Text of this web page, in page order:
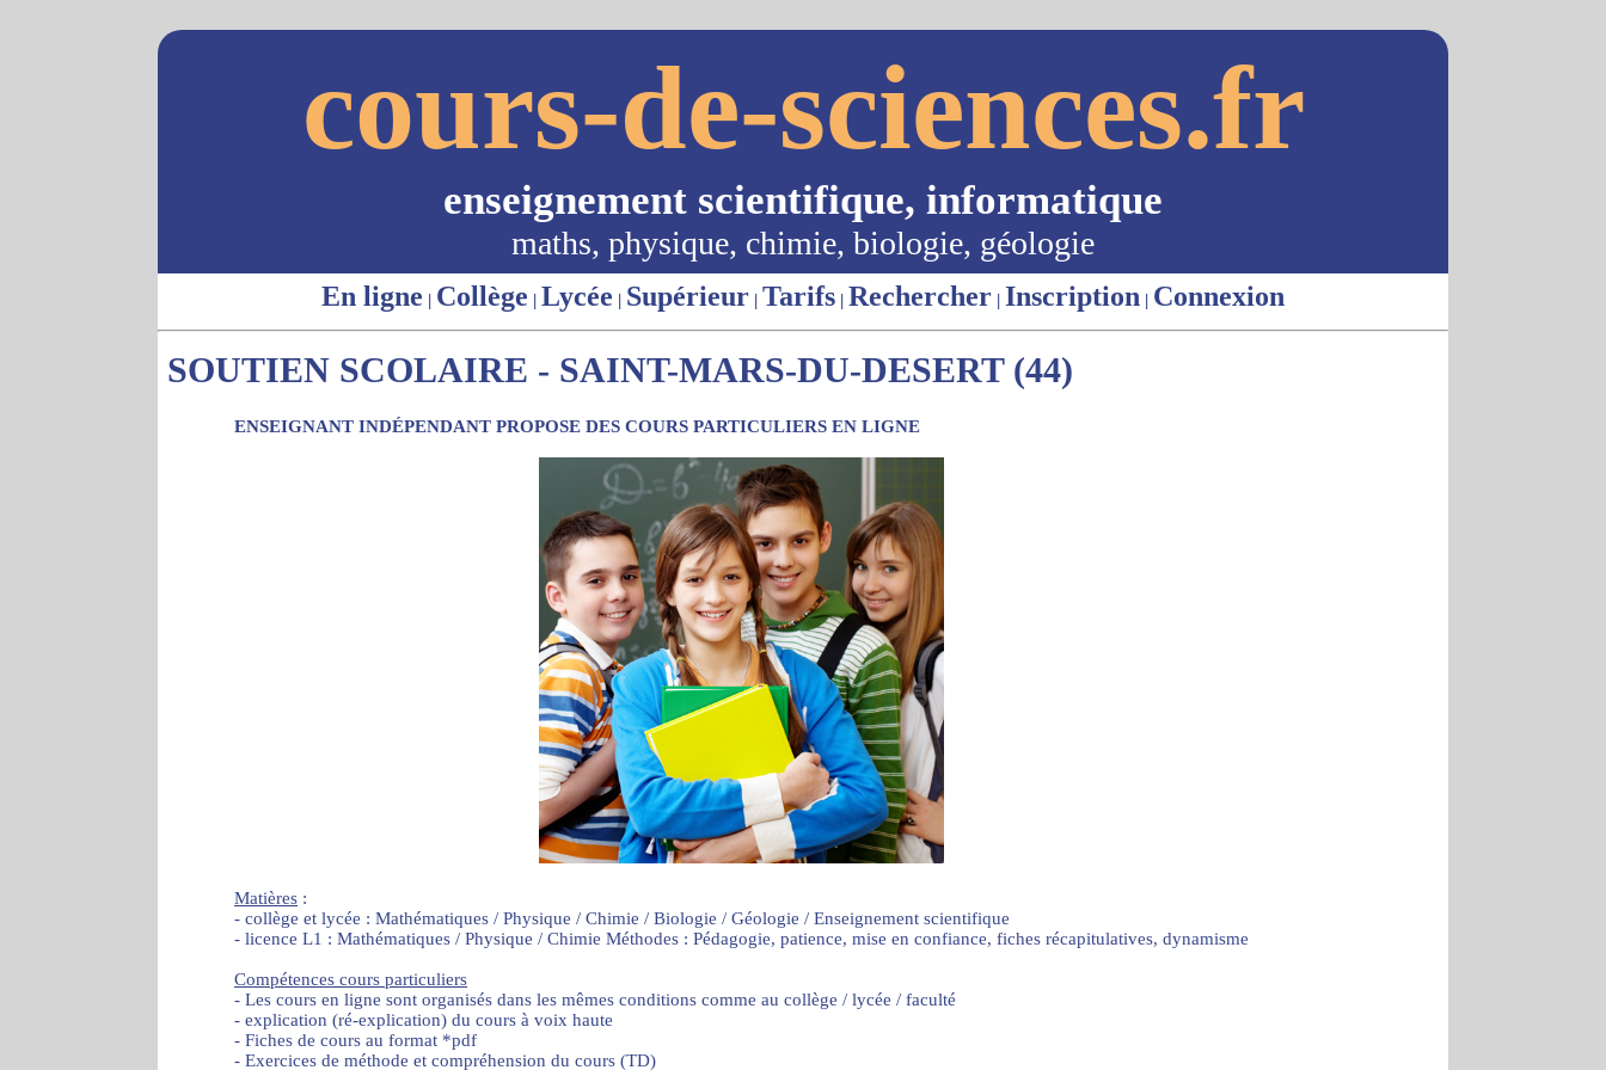
cours-de-sciences.fr
enseignement scientifique, informatique
maths, physique, chimie, biologie, géologie
En ligne | Collège | Lycée | Supérieur | Tarifs | Rechercher | Inscription | Connexion
SOUTIEN SCOLAIRE - SAINT-MARS-DU-DESERT (44)
ENSEIGNANT INDÉPENDANT PROPOSE DES COURS PARTICULIERS EN LIGNE
Matières :
- collège et lycée : Mathématiques / Physique / Chimie / Biologie / Géologie / Enseignement scientifique
- licence L1 : Mathématiques / Physique / Chimie Méthodes : Pédagogie, patience, mise en confiance, fiches récapitulatives, dynamisme
Compétences cours particuliers
- Les cours en ligne sont organisés dans les mêmes conditions comme au collège / lycée / faculté
- explication (ré-explication) du cours à voix haute
- Fiches de cours au format *pdf
- Exercices de méthode et compréhension du cours (TD)